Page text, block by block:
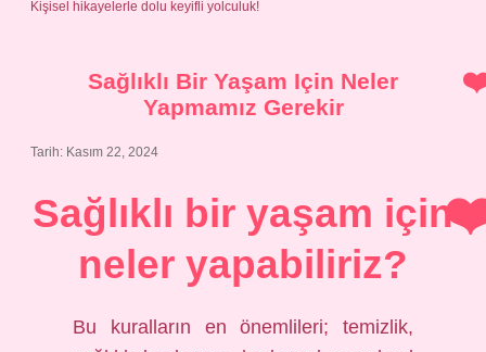
Yasal Uyarı
Kişisel hikayelerle dolu keyifli yolculuk!
Sağlıklı Bir Yaşam Için Neler
Yapmamız Gerekir
Tarih: Kasım 22, 2024
Sağlıklı bir yaşam için
neler yapabiliriz?
Bu kuralların en önemlileri; temizlik,